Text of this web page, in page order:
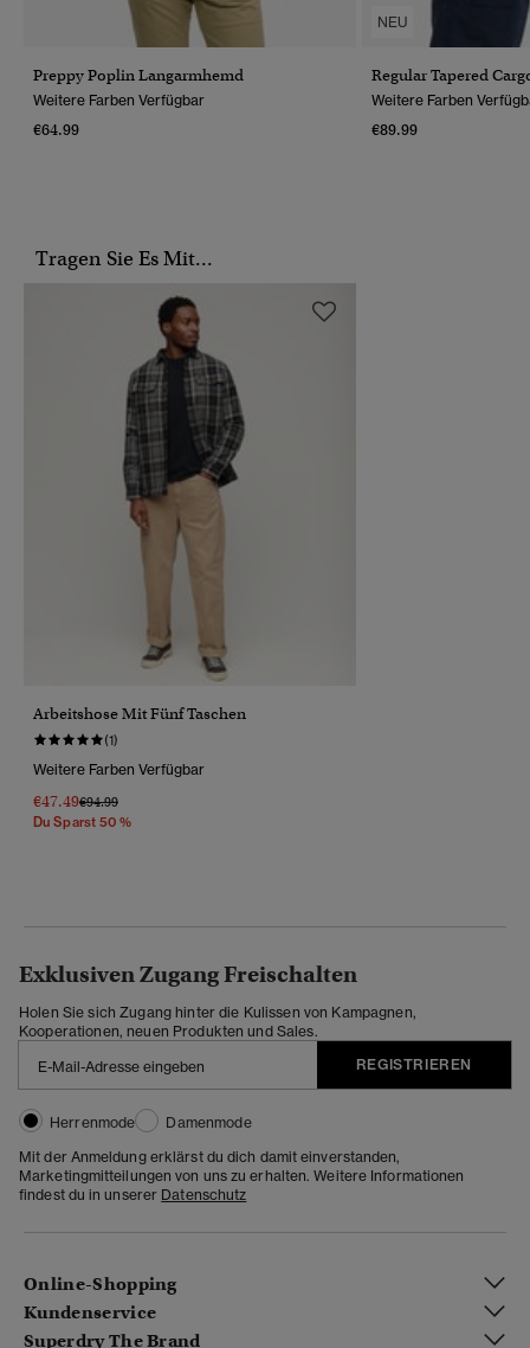
Preppy Poplin Langarmhemd
Weitere Farben Verfügbar
€64.99
NEU
Regular Tapered
Weitere Farben
€89.99
Tragen Sie Es Mit...
Arbeitshose Mit Fünf Taschen
(1)
Weitere Farben Verfügbar
€47.49Preis Wurde Reduziert Von
€94.99Bis
Du Sparst 50 %
Exklusiven Zugang Freischalten
Holen Sie sich Zugang hinter die Kulissen von Kampagnen,
Kooperationen, neuen Produkten und Sales.
REGISTRIEREN
Herrenmode
Damenmode
Mit der Anmeldung erklärst du dich damit einverstanden,
Marketingmitteilungen von uns zu erhalten. Weitere Informationen
findest du in unserer Datenschutz
Online-Shopping
Kundenservice
Superdry The Brand